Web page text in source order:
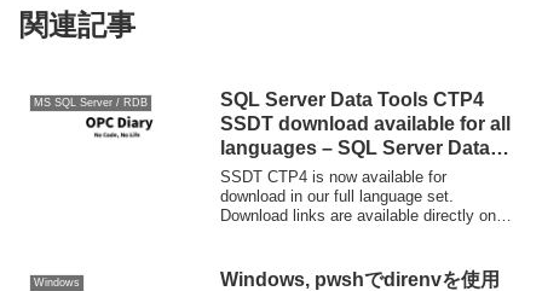
関連記事
MS SQL Server / RDB
SQL Server Data Tools CTP4
SSDT download available for all
languages – SQL Server Data
Tools Team Blog – Site Home –
MSDN Blogs
SSDT CTP4 is now available for
download in our full language set.
Download links are available directly on
Windows
Windows, pwshでdirenvを使用